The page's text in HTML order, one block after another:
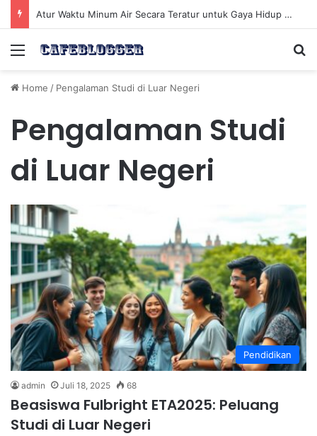
Atur Waktu Minum Air Secara Teratur untuk Gaya Hidup Sehat Sepanjang Hari
Menu
Home / Pengalaman Studi di Luar Negeri
Pengalaman Studi
di Luar Negeri
Pendidikan
admin Juli 18, 2025 68
Beasiswa Fulbright ETA2025: Peluang
Studi di Luar Negeri